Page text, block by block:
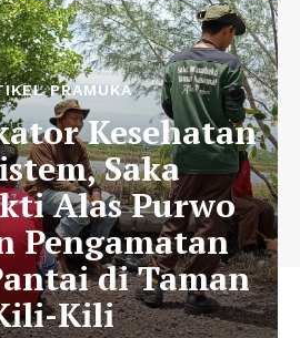
PRAMUKA
Kesehatan
Saka
Alas Purwo
Pengamatan
di Taman
Kili